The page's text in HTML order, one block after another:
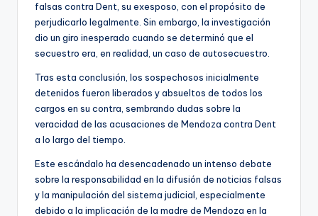
falsas contra Dent, su exesposo, con el propósito de
perjudicarlo legalmente. Sin embargo, la investigación
dio un giro inesperado cuando se determinó que el
secuestro era, en realidad, un caso de autosecuestro.
Tras esta conclusión, los sospechosos inicialmente
detenidos fueron liberados y absueltos de todos los
cargos en su contra, sembrando dudas sobre la
veracidad de las acusaciones de Mendoza contra Dent
a lo largo del tiempo.
Este escándalo ha desencadenado un intenso debate
sobre la responsabilidad en la difusión de noticias falsas
y la manipulación del sistema judicial, especialmente
debido a la implicación de la madre de Mendoza en la